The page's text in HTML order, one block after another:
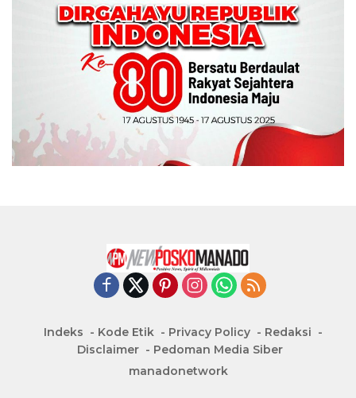
Indeks Kode Etik Privacy Policy
Redaksi
Disclaimer
Pedoman Media Siber
manadonetwork